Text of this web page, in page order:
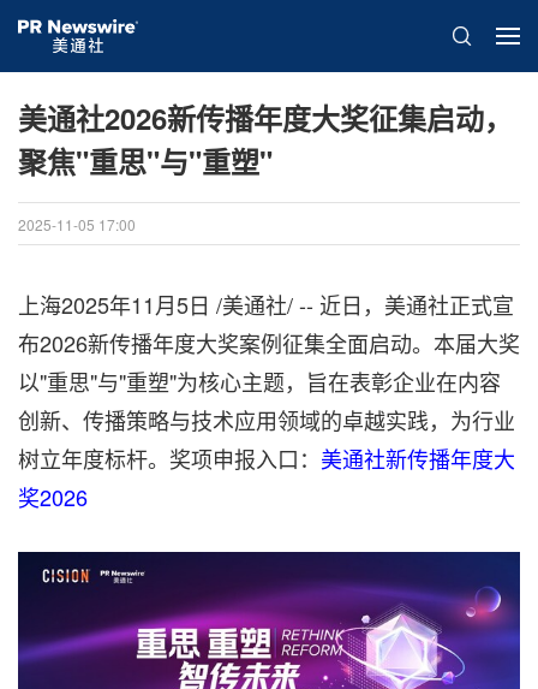
美通社2026新传播年度大奖征集启动，
聚焦"重思"与"重塑"
2025-11-05 17:00
‌‌上海2025年11月5日 /美通社/ -- 近日，美通社正式宣
布2026新传播年度大奖案例征集全面启动。本届大奖
以"重思"与"重塑"为核心主题，旨在表彰企业在内容
创新、传播策略与技术应用领域的卓越实践，为行业
树立年度标杆。奖项申报入口： 美通社新传播年度大
奖2026